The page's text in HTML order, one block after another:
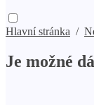
Hlavní stránka /
Je možné